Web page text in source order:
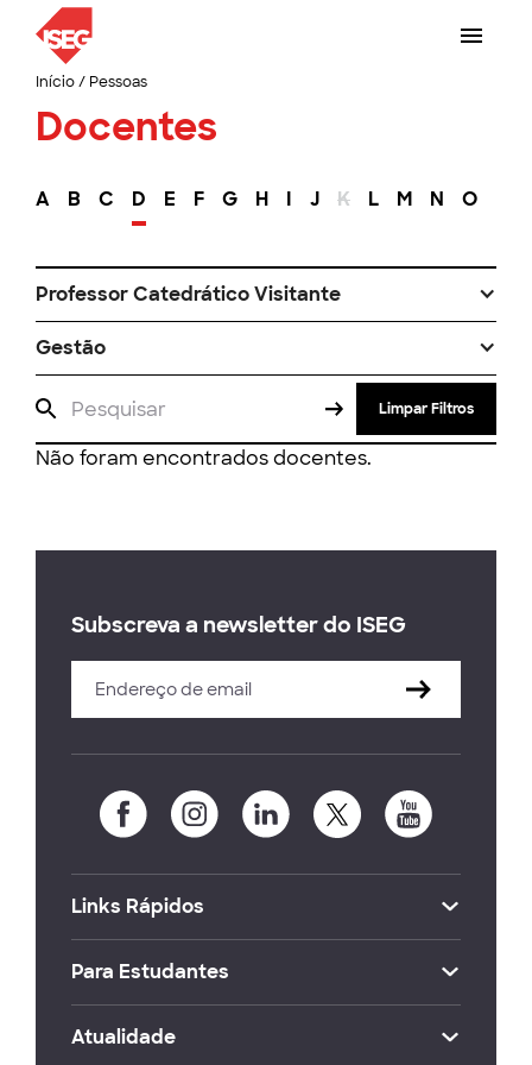
Início/ Pessoas
Docentes
A B C D E F G H I J K L M N O
Professor Catedrático Visitante
Gestão
Limpar Filtros
Não foram encontrados docentes.
Subscreva a newsletter do ISEG
Links Rápidos
Para Estudantes
Atualidade